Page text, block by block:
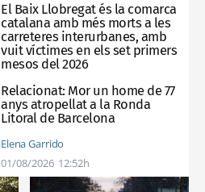
El Baix Llobregat és la comarca
catalana amb més morts a les
carreteres interurbanes, amb
vuit víctimes en els set primers
mesos del 2026
Relacionat: Mor un home de 77
anys atropellat a la Ronda
Litoral de Barcelona
Elena Garrido
01/08/2026 12:52h